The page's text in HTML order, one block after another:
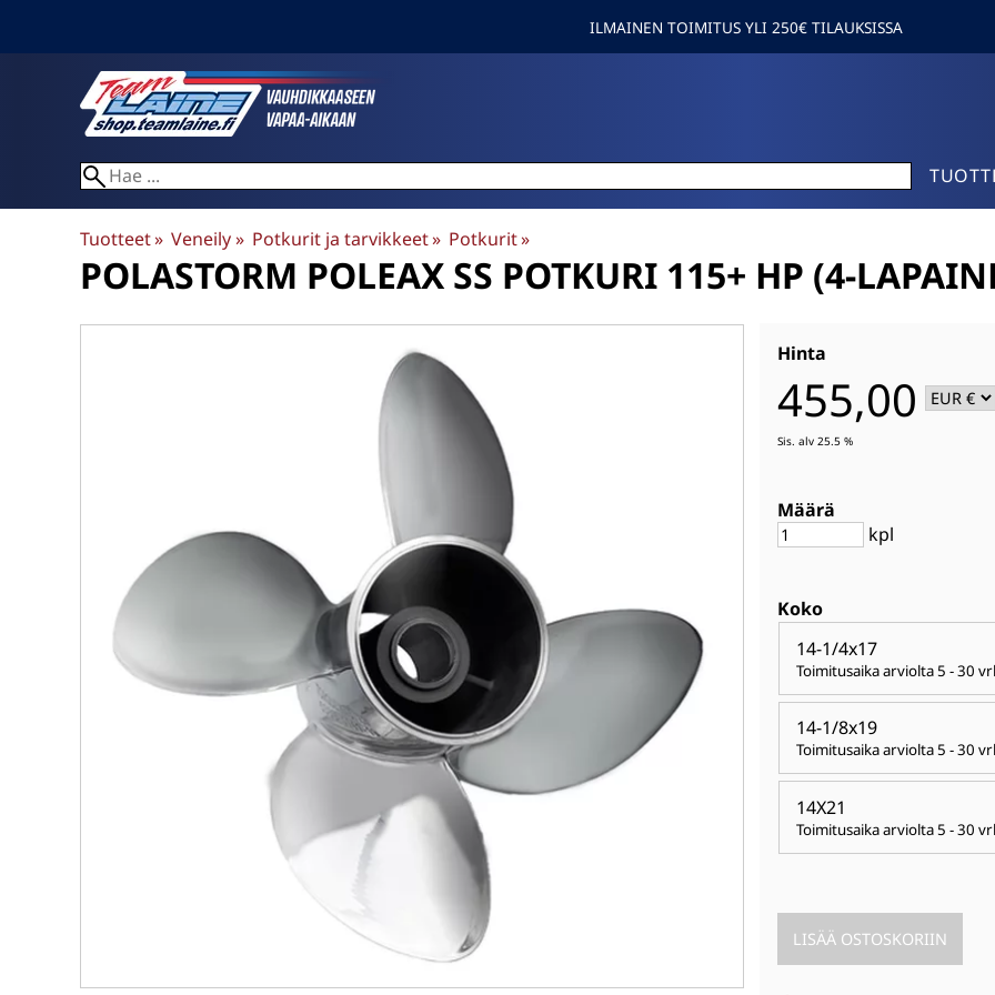
ILMAINEN TOIMITUS YLI 250€ TILAUKSISSA
Tuotteet‪» Veneily‪» Potkurit ja tarvikkeet‪» Potkurit‪»
POLASTORM POLEAX SS POTKURI 115+ HP (4-
Hinta
455,00
Sis. alv 25.5 %
Määrä
kpl
Koko
14-1/4x17
Toimitusaika arviolta5 - 30
14-1/8x19
Toimitusaika arviolta5 - 30
14X21
Toimitusaika arviolta5 - 30